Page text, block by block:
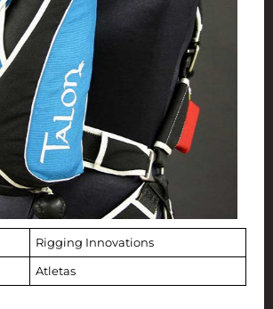
Rigging Innovations
Atletas